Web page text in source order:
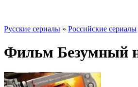
Русские сериалы » Российские сериалы
Фильм Безумный